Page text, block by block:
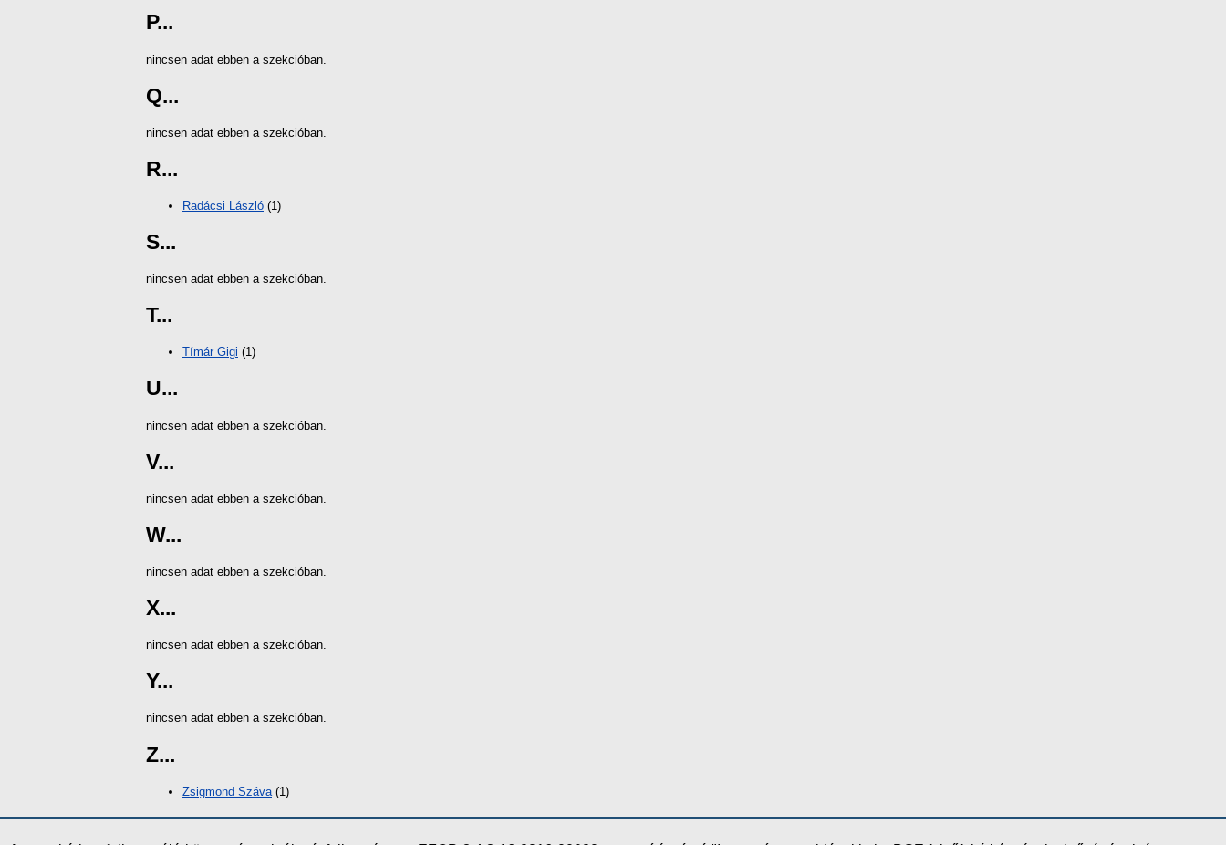
P...
nincsen adat ebben a szekcióban.
Q...
nincsen adat ebben a szekcióban.
R...
Radácsi László (1)
S...
nincsen adat ebben a szekcióban.
T...
Tímár Gigi (1)
U...
nincsen adat ebben a szekcióban.
V...
nincsen adat ebben a szekcióban.
W...
nincsen adat ebben a szekcióban.
X...
nincsen adat ebben a szekcióban.
Y...
nincsen adat ebben a szekcióban.
Z...
Zsigmond Száva (1)